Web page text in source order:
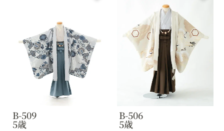
B-509
5歳
B-506
5歳